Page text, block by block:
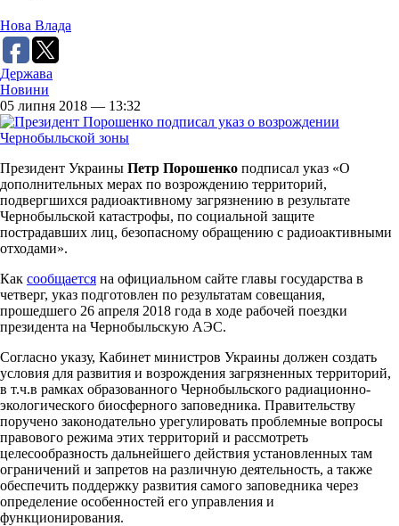
Нова Влада
Держава
Новини
05 липня 2018 — 13:32
Президент Украины Петр Порошенко подписал указ «О
дополнительных мерах по возрождению территорий,
подвергшихся радиоактивному загрязнению в результате
Чернобыльской катастрофы, по социальной защите
пострадавших лиц, безопасному обращению с радиоактивными
отходами».
Как сообщается на официальном сайте главы государства в
четверг, указ подготовлен по результатам совещания,
прошедшего 26 апреля 2018 года в ходе рабочей поездки
президента на Чернобыльскую АЭС.
Согласно указу, Кабинет министров Украины должен создать
условия для развития и возрождения загрязненных территорий,
в т.ч.в рамках образованного Чернобыльского радиационно-
экологического биосферного заповедника. Правительству
поручено законодательно урегулировать проблемные вопросы
правового режима этих территорий и рассмотреть
целесообразность дальнейшего действия установленных там
ограничений и запретов на различную деятельность, а также
обеспечить поддержку развития самого заповедника через
определение особенностей его управления и
функционирования.